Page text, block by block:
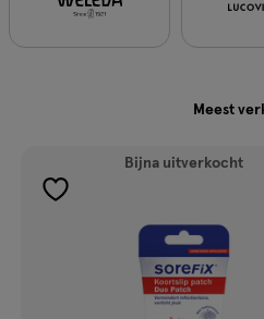
Bijna uitverkocht
toevoegen